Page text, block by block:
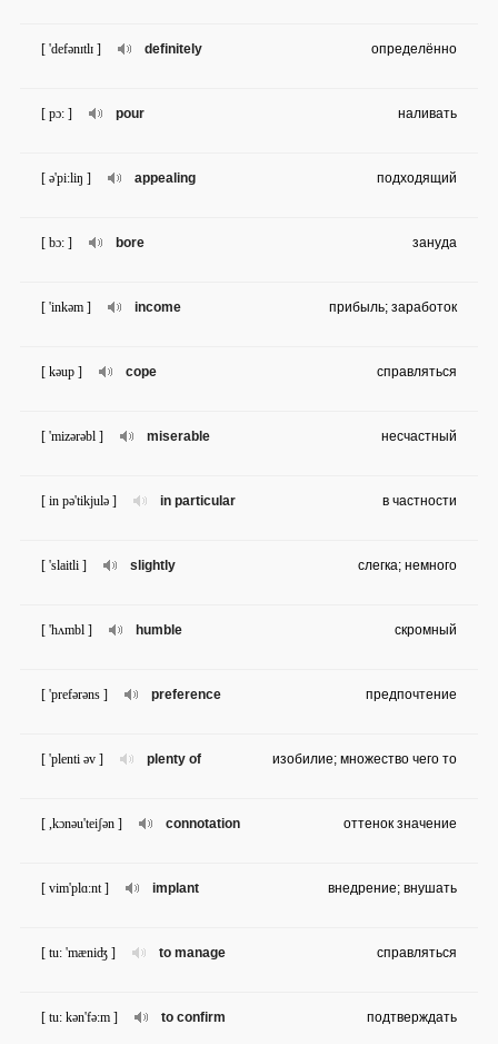
definitely
[ 'defənɪtlɪ ] определённо
pour
[ pɔ: ] наливать
appealing
[ ə'pi:liŋ ] подходящий
bore
[ bɔ: ] зануда
income
[ 'inkəm ] прибыль; заработок
cope
[ kəup ] справляться
miserable
[ 'mizərəbl ] несчастный
in particular
[ in pə'tikjulə ] в частности
slightly
[ 'slaitli ] слегка; немного
humble
[ 'hʌmbl ] скромный
preference
[ 'prefərəns ] предпочтение
plenty of
[ 'plenti əv ] изобилие; множество чего то
connotation
[ ,kɔnəu'teiʃən ] оттенок значение
implant
[ vim'plɑ:nt ] внедрение; внушать
to manage
[ tu: 'mæniʤ ] справляться
to confirm
[ tu: kən'fə:m ] подтверждать